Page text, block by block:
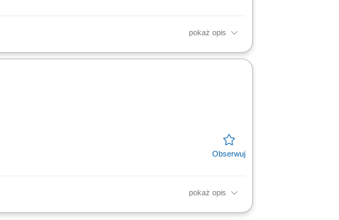
pokaż opis
systemów rurowych; Terminowa
pokaż opis
systemów rurowych; Terminowa